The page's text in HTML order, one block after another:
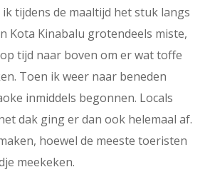
tijdens de maaltijd het stuk langs
Kota Kinabalu grotendeels miste,
tijd naar boven om er wat toffe
Toen ik weer naar beneden
inmiddels begonnen. Locals
dak ging er dan ook helemaal af.
hoewel de meeste toeristen
meekeken.